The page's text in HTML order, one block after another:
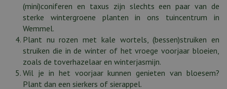
(mini)coniferen en taxus zijn slechts een paar van de
sterke wintergroene planten in ons tuincentrum in
Wemmel.
Plant nu rozen met kale wortels, (bessen)struiken en
struiken die in de winter of het vroege voorjaar bloeien,
zoals de toverhazelaar en winterjasmijn.
Wil je in het voorjaar kunnen genieten van bloesem?
Plant dan een sierkers of sierappel.